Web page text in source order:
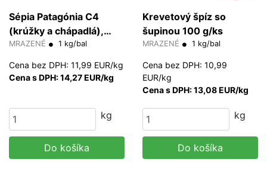
Sépia Patagónia C4
(krúžky a chápadlá),
čistené 15% glazúra
MRAZENÉ 1 kg/bal
Cena bez DPH: 11,99 EUR/kg
Cena s DPH: 14,27 EUR/kg
kg
Do košíka
Krevetový špíz so
šupinou 100 g/ks
MRAZENÉ 1 kg/bal
Cena bez DPH: 10,99
EUR/kg
Cena s DPH: 13,08 EUR/kg
kg
Do košíka